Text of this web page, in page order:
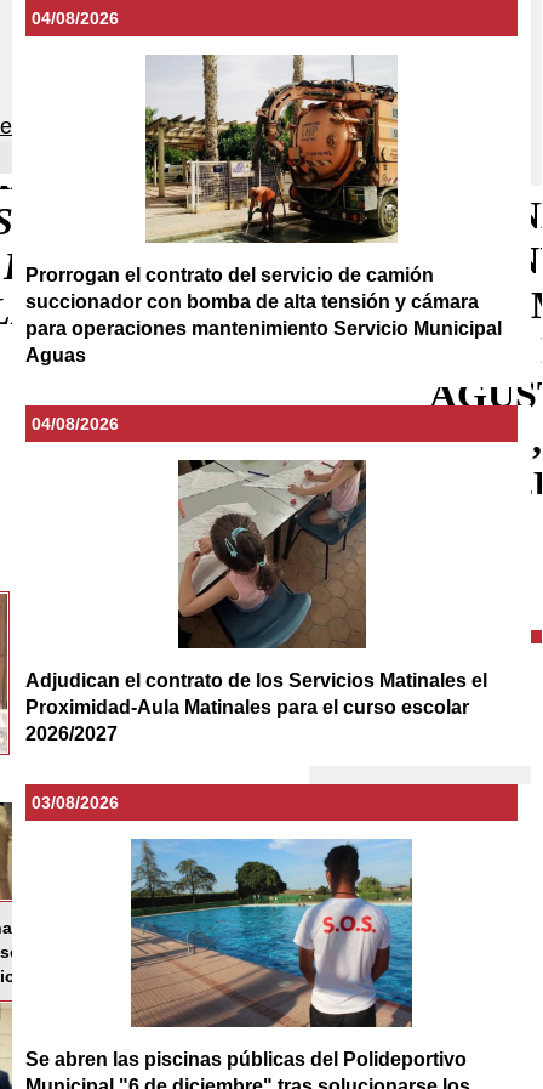
04/08/2026
Prorrogan el contrato del servicio de camión
succionador con bomba de alta tensión y cámara
para operaciones mantenimiento Servicio Municipal
Aguas
04/08/2026
Adjudican el contrato de los Servicios Matinales el
Proximidad-Aula Matinales para el curso escolar
2026/2027
03/08/2026
Se abren las piscinas públicas del Polideportivo